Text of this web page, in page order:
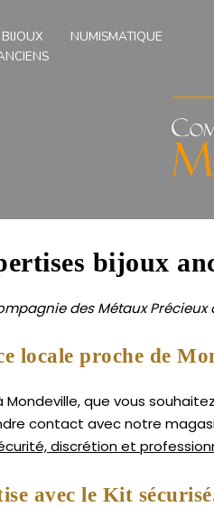
BIJOUX
NUMISMATIQUE
bijoux
des Métaux Précieux
locale proche de
Mondeville, que vous
contact avec notre
discrétion et
avec le Kit